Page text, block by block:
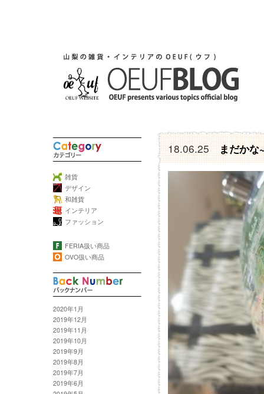
雑貨
デザイン
和雑貨
インテリア
ファッション
FERIA扱い商品
OVO扱い商品
2020年1月
2019年12月
2019年11月
2019年10月
2019年9月
2019年8月
2019年7月
2019年6月
18.06.25まだかな